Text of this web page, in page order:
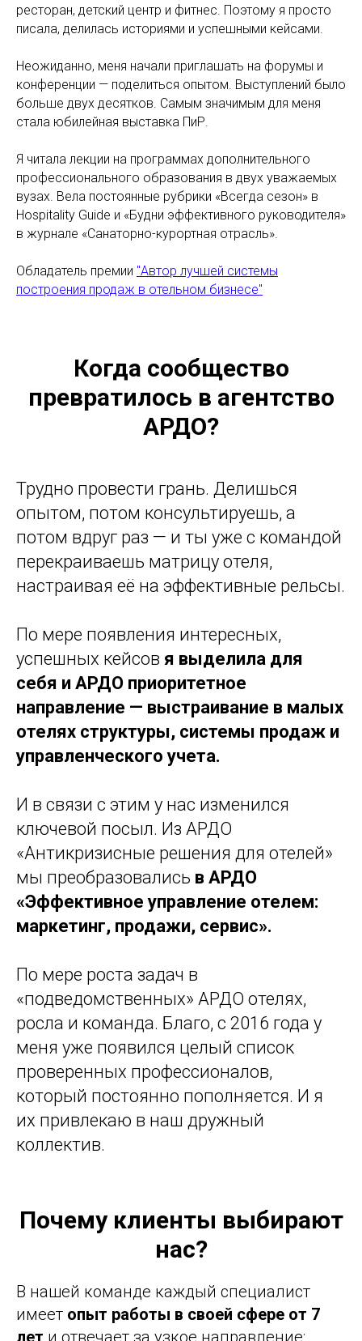
ресторан, детский центр и фитнес. Поэтому я просто
писала, делилась историями и успешными кейсами.
Неожиданно, меня начали приглашать на форумы и
конференции — поделиться опытом. Выступлений было
больше двух десятков. Самым значимым для меня
стала юбилейная выставка ПиР.
Я читала лекции на программах дополнительного
профессионального образования в двух уважаемых
вузах. Вела постоянные рубрики «Всегда сезон» в
Hospitality Guide и «Будни эффективного руководителя»
в журнале «Санаторно-курортная отрасль».
Обладатель премии "Автор лучшей системы
построения продаж в отельном бизнесе"
Когда сообщество
превратилось в агентство
АРДО?
Трудно провести грань. Делишься
опытом, потом консультируешь, а
потом вдруг раз — и ты уже с командой
перекраиваешь матрицу отеля,
настраивая её на эффективные рельсы.
По мере появления интересных,
успешных кейсов я выделила для
себя и АРДО приоритетное
направление — выстраивание в малых
отелях структуры, системы продаж и
управленческого учета.
И в связи с этим у нас изменился
ключевой посыл. Из АРДО
«Антикризисные решения для отелей»
мы преобразовались в АРДО
«Эффективное управление отелем:
маркетинг, продажи, сервис».
По мере роста задач в
«подведомственных» АРДО отелях,
росла и команда. Благо, с 2016 года у
меня уже появился целый список
проверенных профессионалов,
который постоянно пополняется. И я
их привлекаю в наш дружный
коллектив.
Почему клиенты выбирают
нас?
В нашей команде каждый специалист
имеет опыт работы в своей сфере от 7
лет и отвечает за узкое направление: